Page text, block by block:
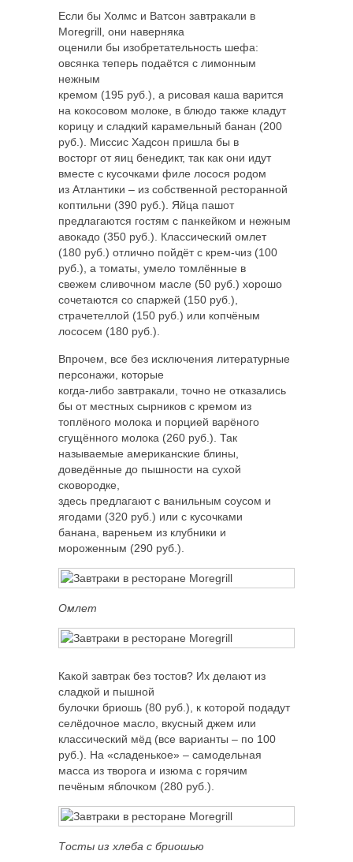
Если бы Холмс и Ватсон завтракали в
Moregrill, они наверняка
оценили бы изобретательность шефа:
овсянка теперь подаётся с лимонным
нежным
кремом (195 руб.), а рисовая каша варится
на кокосовом молоке, в блюдо также кладут
корицу и сладкий карамельный банан (200
руб.). Миссис Хадсон пришла бы в
восторг от яиц бенедикт, так как они идут
вместе с кусочками филе лосося родом
из Атлантики – из собственной ресторанной
коптильни (390 руб.). Яйца пашот
предлагаются гостям с панкейком и нежным
авокадо (350 руб.). Классический омлет
(180 руб.) отлично пойдёт с крем-чиз (100
руб.), а томаты, умело томлённые в
свежем сливочном масле (50 руб.) хорошо
сочетаются со спаржей (150 руб.),
страчетеллой (150 руб.) или копчёным
лососем (180 руб.).
Впрочем, все без исключения литературные
персонажи, которые
когда-либо завтракали, точно не отказались
бы от местных сырников с кремом из
топлёного молока и порцией варёного
сгущённого молока (260 руб.). Так
называемые американские блины,
доведённые до пышности на сухой
сковородке,
здесь предлагают с ванильным соусом и
ягодами (320 руб.) или с кусочками
банана, вареньем из клубники и
мороженным (290 руб.).
Омлет
Какой завтрак без тостов? Их делают из
сладкой и пышной
булочки бриошь (80 руб.), к которой подадут
селёдочное масло, вкусный джем или
классический мёд (все варианты – по 100
руб.). На «сладенькое» – самодельная
масса из творога и изюма с горячим
печёным яблочком (280 руб.).
Тосты из хлеба с бриошью